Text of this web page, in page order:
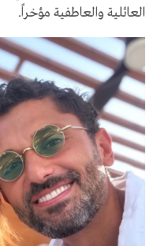
العائلية والعاطفية مؤخراً.